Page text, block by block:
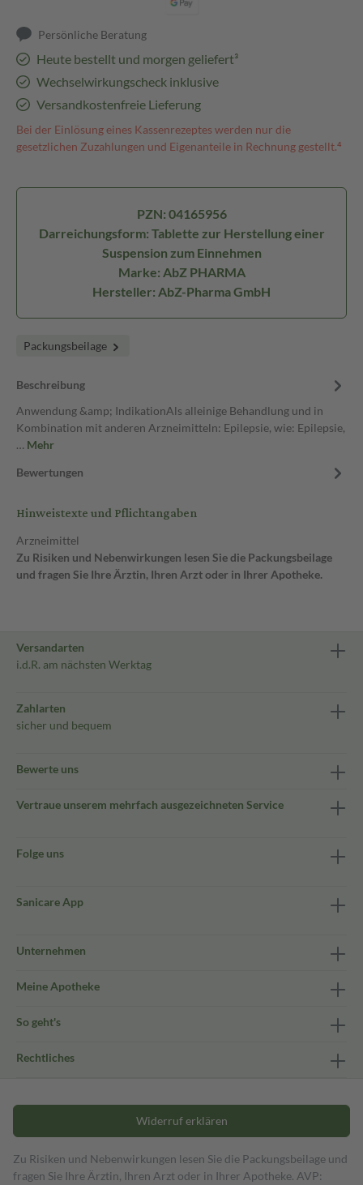
Persönliche Beratung
Heute bestellt und morgen geliefert³
Wechselwirkungscheck inklusive
Versandkostenfreie Lieferung
Bei der Einlösung eines Kassenrezeptes werden nur die
gesetzlichen Zuzahlungen und Eigenanteile in Rechnung gestellt.⁴
PZN: 04165956
Darreichungsform: Tablette zur Herstellung einer
Suspension zum Einnehmen
Marke: AbZ PHARMA
Hersteller: AbZ-Pharma GmbH
Packungsbeilage
Beschreibung
Anwendung &amp; IndikationAls alleinige Behandlung und in
Kombination mit anderen Arzneimitteln: Epilepsie, wie: Epilepsie,
… Mehr
Bewertungen
Hinweistexte und Pflichtangaben
Arzneimittel
Zu Risiken und Nebenwirkungen lesen Sie die Packungsbeilage
und fragen Sie Ihre Ärztin, Ihren Arzt oder in Ihrer Apotheke.
Versandarten
i.d.R. am nächsten Werktag
Zahlarten
sicher und bequem
Bewerte uns
Vertraue unserem mehrfach ausgezeichneten Service
Folge uns
Sanicare App
Unternehmen
Meine Apotheke
So geht's
Rechtliches
Widerruf erklären
Zu Risiken und Nebenwirkungen lesen Sie die Packungsbeilage und
fragen Sie Ihre Ärztin, Ihren Arzt oder in Ihrer Apotheke. AVP: